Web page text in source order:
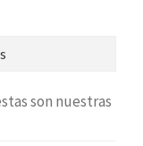
son nuestras